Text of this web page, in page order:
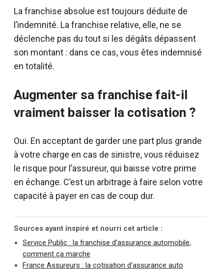
La franchise absolue est toujours déduite de
l’indemnité. La franchise relative, elle, ne se
déclenche pas du tout si les dégâts dépassent
son montant : dans ce cas, vous êtes indemnisé
en totalité.
Augmenter sa franchise fait-il
vraiment baisser la cotisation ?
Oui. En acceptant de garder une part plus grande
à votre charge en cas de sinistre, vous réduisez
le risque pour l’assureur, qui baisse votre prime
en échange. C’est un arbitrage à faire selon votre
capacité à payer en cas de coup dur.
Sources ayant inspiré et nourri cet article :
Service Public : la franchise d’assurance automobile,
comment ça marche
France Assureurs : la cotisation d’assurance auto